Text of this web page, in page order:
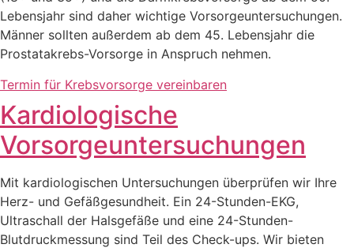
Lebensjahr sind daher wichtige Vorsorgeuntersuchungen.
Männer sollten außerdem ab dem 45. Lebensjahr die
Prostatakrebs-Vorsorge in Anspruch nehmen.
Termin für Krebsvorsorge vereinbaren
Kardiologische
Vorsorgeuntersuchungen
Mit kardiologischen Untersuchungen überprüfen wir Ihre
Herz- und Gefäßgesundheit. Ein 24-Stunden-EKG,
Ultraschall der Halsgefäße und eine 24-Stunden-
Blutdruckmessung sind Teil des Check-ups. Wir bieten